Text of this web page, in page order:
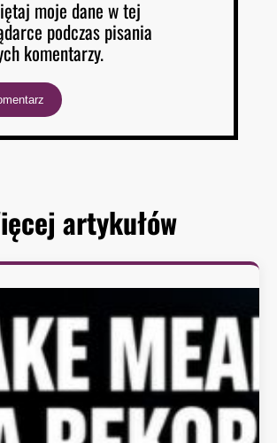
moje dane w tej
podczas pisania
komentarzy.
artykułów